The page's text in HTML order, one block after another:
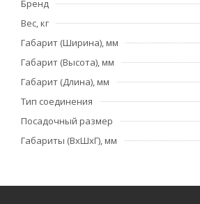
Бренд
Вес, кг
Габарит (Ширина), мм
Габарит (Высота), мм
Габарит (Длина), мм
Тип соединения
Посадочный размер
Габариты (ВхШхГ), мм